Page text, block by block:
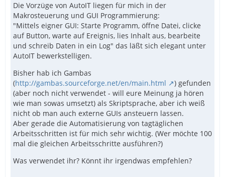
Die Vorzüge von AutoIT liegen für mich in der
Makrosteuerung und GUI Programmierung:
"Mittels eigner GUI: Starte Programm, öffne Datei, clicke
auf Button, warte auf Ereignis, lies Inhalt aus, bearbeite
und schreib Daten in ein Log" das läßt sich elegant unter
AutoIT bewerkstelligen.
Bisher hab ich Gambas
(http://gambas.sourceforge.net/en/main.html
) gefunden
(aber noch nicht verwendet - will eure Meinung ja hören
wie man sowas umsetzt) als Skriptsprache, aber ich weiß
nicht ob man auch externe GUIs ansteuern lassen.
Aber gerade die Automatisierung von tagtäglichen
Arbeitsschritten ist für mich sehr wichtig. (Wer möchte 100
mal die gleichen Arbeitsschritte ausführen?)
Was verwendet ihr? Könnt ihr irgendwas empfehlen?